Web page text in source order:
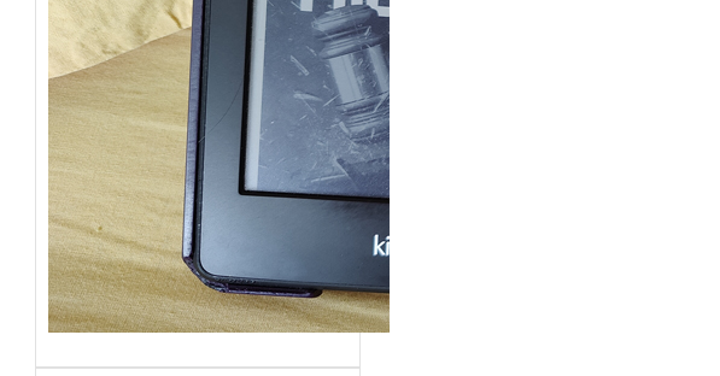
replongé dans la série
« Roy Grace »…